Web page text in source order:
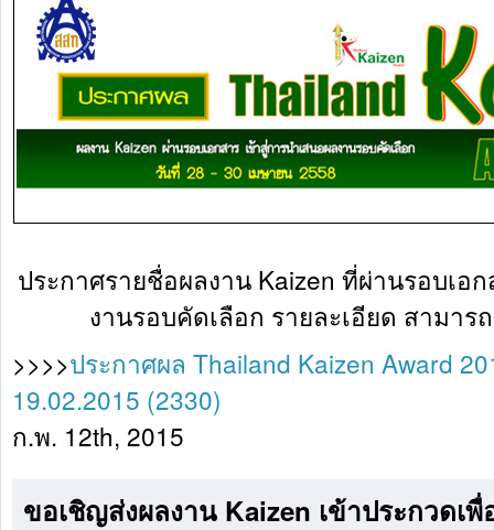
ประกาศรายชื่อผลงาน Kaizen ที่ผ่านรอบเอ
งานรอบคัดเลือก รายละเอียด สามาร
>>>>ประกาศผล Thailand Kaizen Award
19.02.2015 (2330)
ก.พ. 12th, 2015
ขอเชิญส่งผลงาน Kaizen เข้าประกวดเ